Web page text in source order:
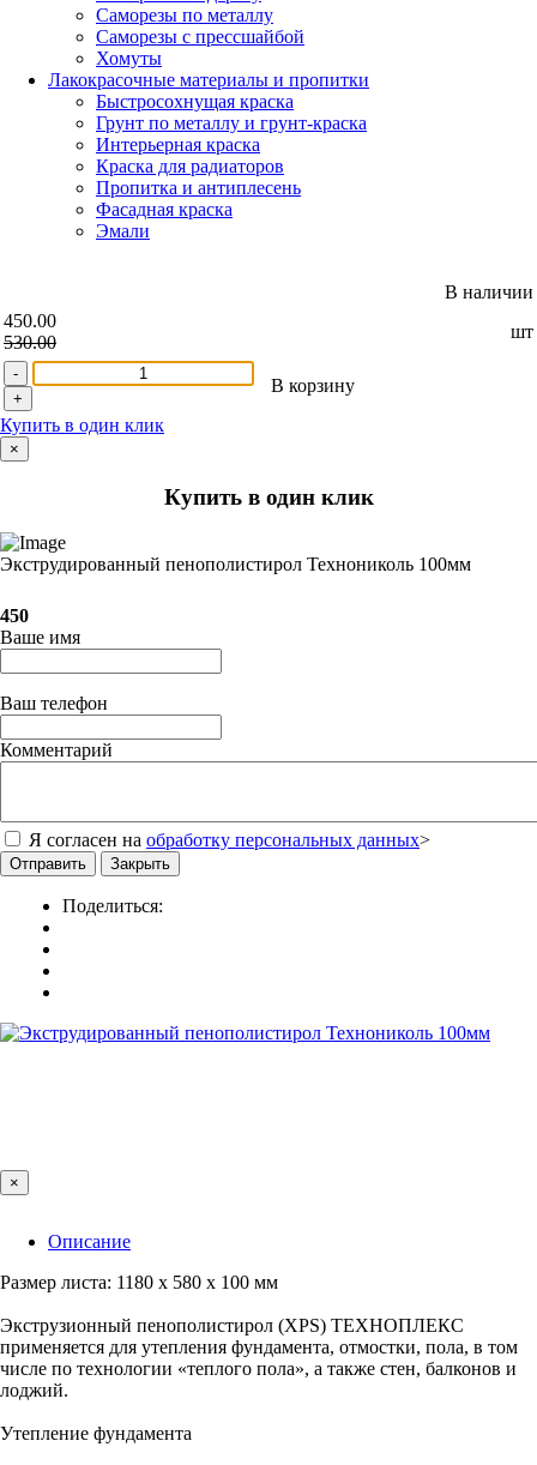
Саморезы по металлу
Саморезы с прессшайбой
Хомуты
Лакокрасочные материалы и пропитки
Быстросохнущая краска
Грунт по металлу и грунт-краска
Интерьерная краска
Краска для радиаторов
Пропитка и антиплесень
Фасадная краска
Эмали
В наличии
450.00
530.00
шт
-
+
В корзину
Купить в один клик
×
Купить в один клик
Экструдированный пенополистирол Технониколь 100мм
450
Ваше имя
Ваш телефон
Комментарий
Я согласен на обработку персональных данных>
Отправить Закрыть
Поделиться:
×
Описание
Размер листа: 1180 х 580 х 100 мм
Экструзионный пенополистирол (XPS) ТЕХНОПЛЕКС
применяется для утепления фундамента, отмостки, пола, в том
числе по технологии «теплого пола», а также стен, балконов и
лоджий.
Утепление фундамента